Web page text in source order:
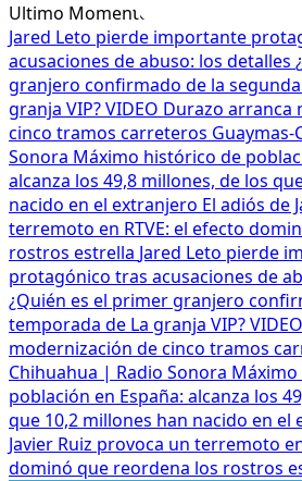
Ultimo Momento
Jared Leto pierde importante
acusaciones de abuso: los detalles
granjero confirmado de la
granja VIP? VIDEO Durazo arranca
cinco tramos carreteros Guaymas-
Sonora Máximo histórico de
alcanza los 49,8 millones, de los
nacido en el extranjero El adiós de
terremoto en RTVE: el efecto
rostros estrella Jared Leto pierde
protagónico tras acusaciones de
¿Quién es el primer granjero
temporada de La granja VIP? VIDEO
modernización de cinco tramos
Chihuahua | Radio Sonora
población en España: alcanza los
que 10,2 millones han nacido en el
Javier Ruiz provoca un terremoto
dominó que reordena los rostros